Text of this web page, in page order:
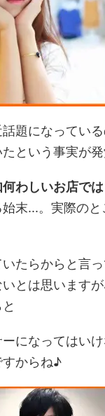
題になってい
という事実が発
わしいお店では
末...。実際の
たらからと言
とは思います
になってはい
すからね♪